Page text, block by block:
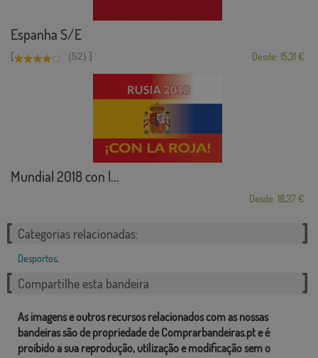
Espanha S/E
[ (52) ] Desde: 15,31 €
Mundial 2018 con l...
Desde: 18,37 €
Categorias relacionadas:
Desportos,
Compartilhe esta bandeira
As imagens e outros recursos relacionados com as nossas
bandeiras são de propriedade de Comprarbandeiras.pt e é
proibido a sua reprodução, utilização e modificação sem o